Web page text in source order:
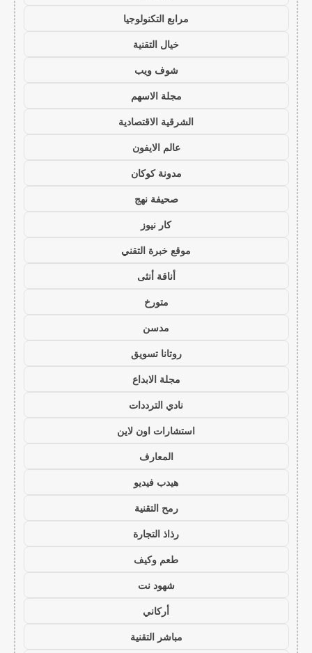
مرابع التكنولوجيا
خيال التقنية
شوف ويب
مجلة الاسهم
الشرقية الاقتصادية
عالم الايفون
مدونة كوكان
صحيفة نهج
كار نيوز
موقع خبرة التقني
أناقة أنثى
متورخ
مدسن
روتانا تسويق
مجلة الابداع
نادي الترددات
استشارات اون لاين
المعارف
هيدب فيديو
رمح التقنية
رذاذ التجارة
طعم وكيف
شهود نت
أركاني
مباشر التقنية